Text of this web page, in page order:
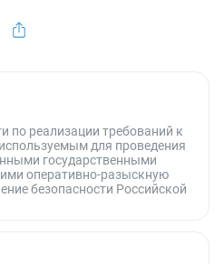
по реализации требований к
для проведения
государственными
оперативно-разыскную
безопасности Российской